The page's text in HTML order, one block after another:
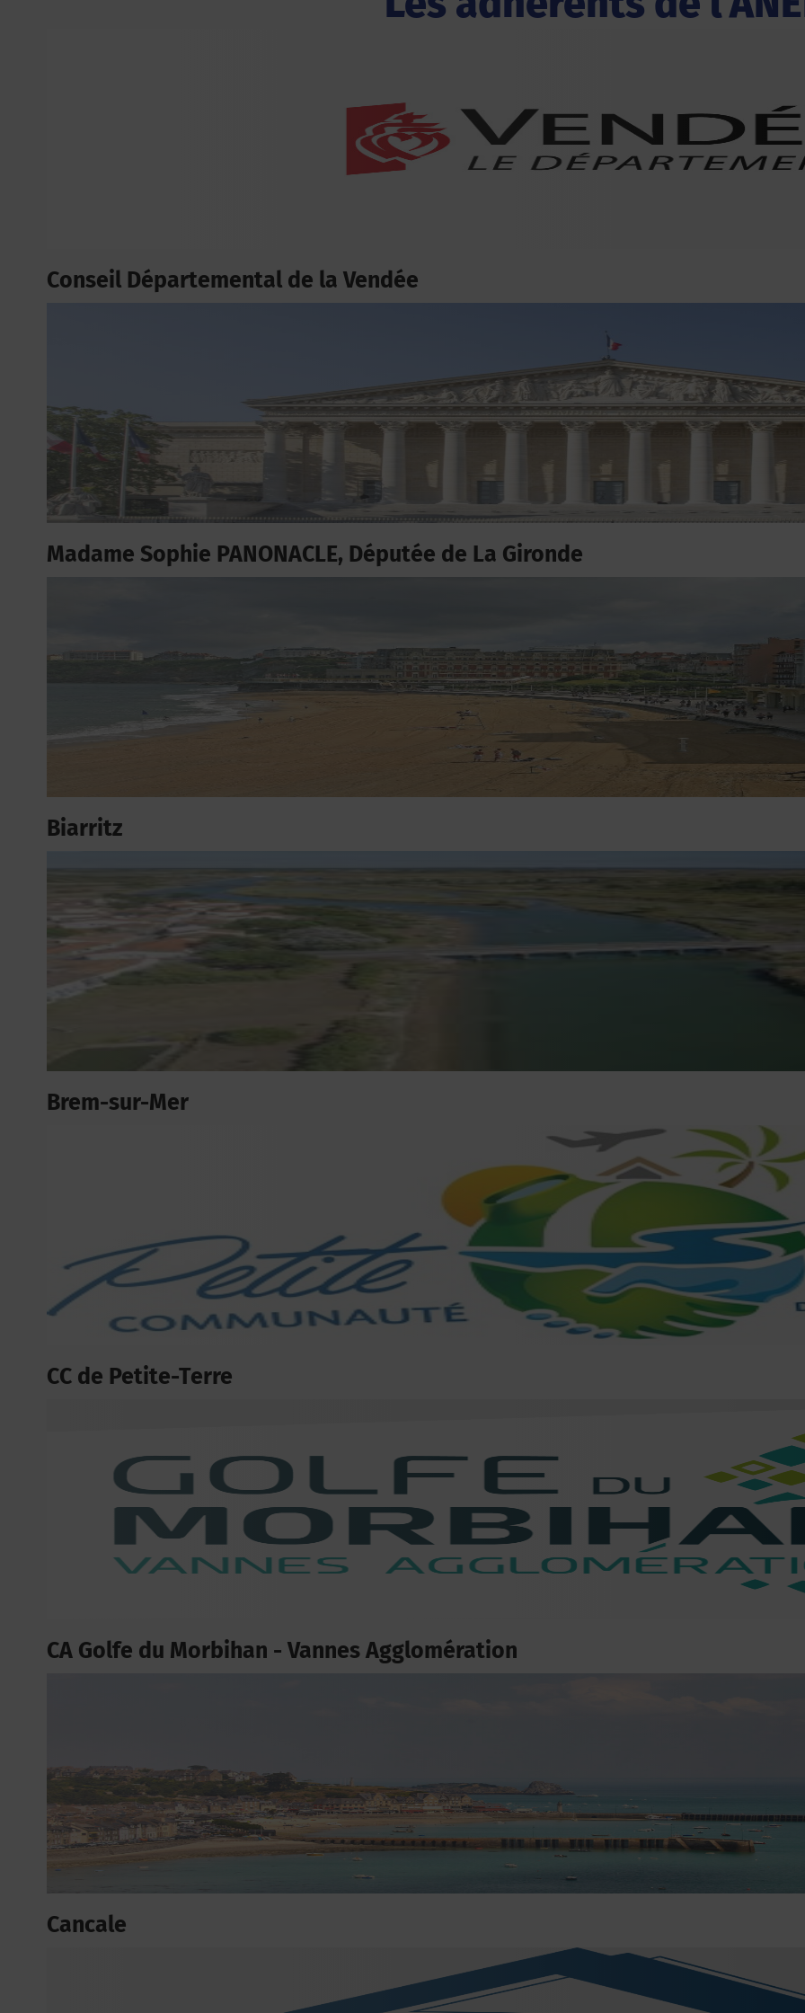
Conseil Départemental de la Vendée
Madame Sophie PANONACLE, Députée de La Gironde
Biarritz
Brem-sur-Mer
CC de Petite-Terre
CA Golfe du Morbihan - Vannes Agglomération
Cancale